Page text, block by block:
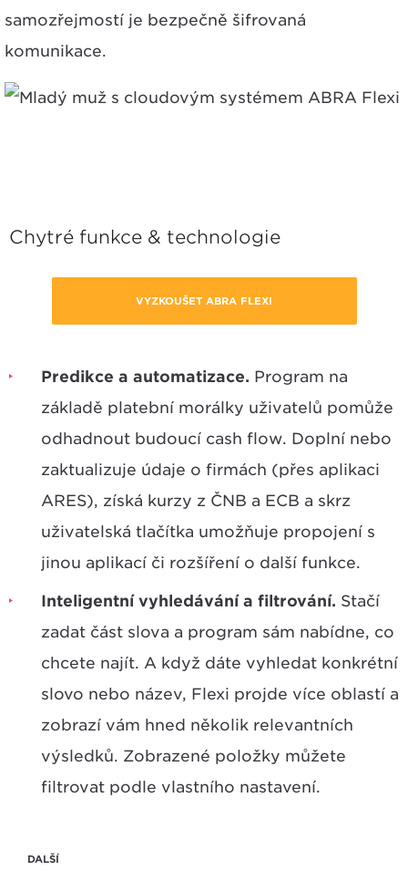
samozřejmostí je bezpečně šifrovaná
komunikace.
Chytré funkce & technologie
VYZKOUŠET ABRA FLEXI
Predikce a automatizace. Program na
základě platební morálky uživatelů pomůže
odhadnout budoucí cash flow. Doplní nebo
zaktualizuje údaje o firmách (přes aplikaci
ARES), získá kurzy z ČNB a ECB a skrz
uživatelská tlačítka umožňuje propojení s
jinou aplikací či rozšíření o další funkce.
Inteligentní vyhledávání a filtrování. Stačí
zadat část slova a program sám nabídne, co
chcete najít. A když dáte vyhledat konkrétní
slovo nebo název, Flexi projde více oblastí a
zobrazí vám hned několik relevantních
výsledků. Zobrazené položky můžete
filtrovat podle vlastního nastavení.
DALŠÍ